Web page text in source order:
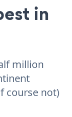
in
million
course not)